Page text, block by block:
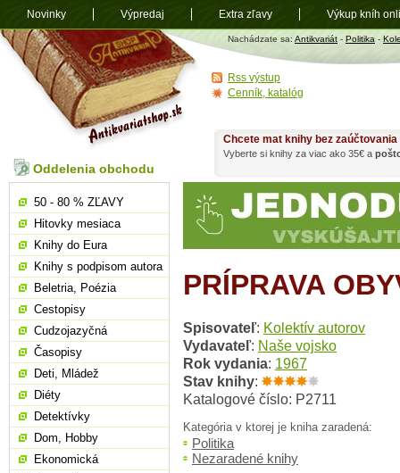
Antikvariát
shop.sk
Nachádzate sa: Antikvariát - Politika -
PRÍPRAVA
Spisovateľ: Kolektív autorov
Vydavateľ: Naše vojsko
Rok vydania: 1967
Stav knihy:
Katalogové číslo: P2711
Kategória v ktorej je kniha zaradená:
Politika
Nezaradené knihy
Chcete mat knihy bez
Vyberte si knihy za viac ako 35€ a
Oddelenia obchodu
50 - 80 % ZĽAVY
Hitovky mesiaca
Knihy do Eura
Knihy s podpisom autora
Beletria, Poézia
Cestopisy
Cudzojazyčná
Časopisy
Deti, Mládež
Diéty
Detektívky
Dom, Hobby
Ekonomická
Rss výstup
Cenník, katalóg
Novinky Výpredaj Extra zľavy Výkup kníh